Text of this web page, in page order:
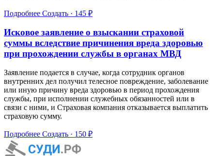
Подробнее Создать · 145 ₽
Исковое заявление о взыскании страховой
суммы вследствие причинения вреда здоровью
при прохождении службы в органах МВД
Заявление подается в случае, когда сотрудник органов
внутренних дел получил телесное повреждение, заболевание
или иную причину вреда здоровью в период прохождения
службы, при исполнении служебных обязанностей или в
связи с ними, и Страховая компания отказывается выплатить
страховую сумму.
Подробнее Создать · 150 ₽